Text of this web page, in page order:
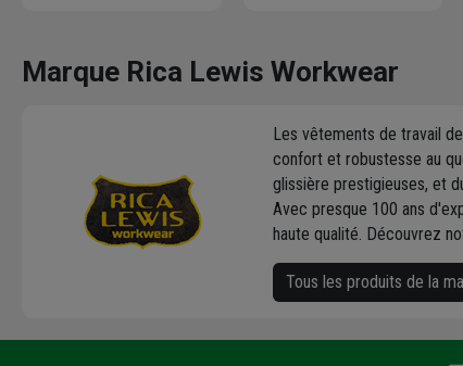
Marque Rica Lewis Workwear
Les vêtements de travail
confort et robustesse au
glissière prestigieuses, et
Avec presque 100 ans
haute qualité. Découvrez
Tous les produits de la